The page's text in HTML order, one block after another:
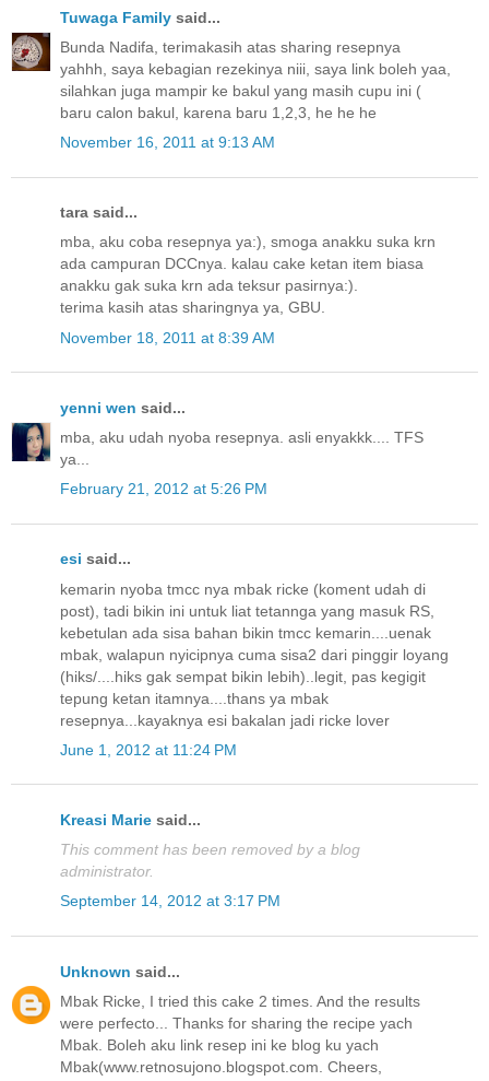
Tuwaga Family said...
Bunda Nadifa, terimakasih atas sharing resepnya
yahhh, saya kebagian rezekinya niii, saya link boleh yaa,
silahkan juga mampir ke bakul yang masih cupu ini (
baru calon bakul, karena baru 1,2,3, he he he
November 16, 2011 at 9:13 AM
tara said...
mba, aku coba resepnya ya:), smoga anakku suka krn
ada campuran DCCnya. kalau cake ketan item biasa
anakku gak suka krn ada teksur pasirnya:).
terima kasih atas sharingnya ya, GBU.
November 18, 2011 at 8:39 AM
yenni wen said...
mba, aku udah nyoba resepnya. asli enyakkk.... TFS
ya...
February 21, 2012 at 5:26 PM
esi said...
kemarin nyoba tmcc nya mbak ricke (koment udah di
post), tadi bikin ini untuk liat tetannga yang masuk RS,
kebetulan ada sisa bahan bikin tmcc kemarin....uenak
mbak, walapun nyicipnya cuma sisa2 dari pinggir loyang
(hiks/....hiks gak sempat bikin lebih)..legit, pas kegigit
tepung ketan itamnya....thans ya mbak
resepnya...kayaknya esi bakalan jadi ricke lover
June 1, 2012 at 11:24 PM
Kreasi Marie said...
This comment has been removed by a blog
administrator.
September 14, 2012 at 3:17 PM
Unknown said...
Mbak Ricke, I tried this cake 2 times. And the results
were perfecto... Thanks for sharing the recipe yach
Mbak. Boleh aku link resep ini ke blog ku yach
Mbak(www.retnosujono.blogspot.com. Cheers,